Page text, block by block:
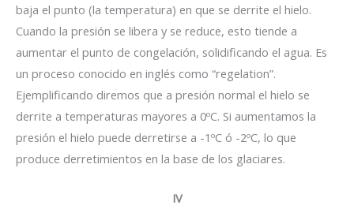
baja el punto (la temperatura) en que se derrite el hielo.
Cuando la presión se libera y se reduce, esto tiende a
aumentar el punto de congelación, solidificando el agua. Es
un proceso conocido en inglés como “regelation”.
Ejemplificando diremos que a presión normal el hielo se
derrite a temperaturas mayores a 0ºC. Si aumentamos la
presión el hielo puede derretirse a -1ºC ó -2ºC, lo que
produce derretimientos en la base de los glaciares.
IV